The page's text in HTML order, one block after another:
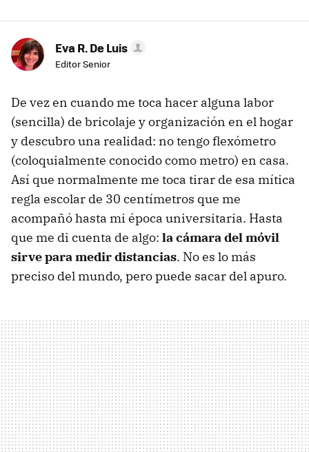
Eva R. De Luis
Editor Senior
De vez en cuando me toca hacer alguna labor
(sencilla) de bricolaje y organización en el hogar
y descubro una realidad: no tengo flexómetro
(coloquialmente conocido como metro) en casa.
Así que normalmente me toca tirar de esa mítica
regla escolar de 30 centímetros que me
acompañó hasta mi época universitaria. Hasta
que me di cuenta de algo: la cámara del móvil
sirve para medir distancias. No es lo más
preciso del mundo, pero puede sacar del apuro.